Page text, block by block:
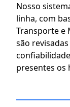
Nosso
linha, com
Transporte e
são
presentes os